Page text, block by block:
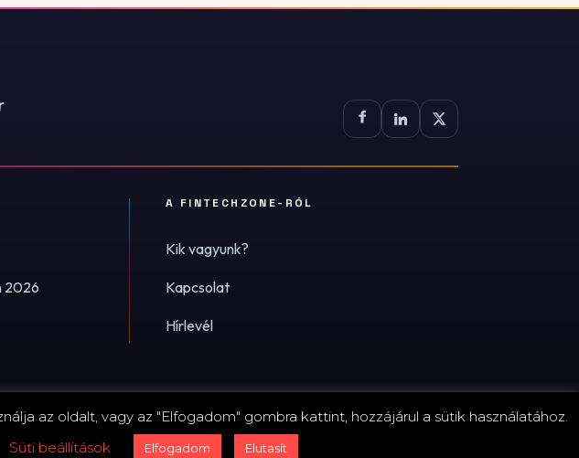
2026
A FINTECHZONE-RÓL
Kik vagyunk?
Kapcsolat
Hírlevél
Impresszum · Adatvédelmi tájékoztató (PDF) Süti-beállítások
az oldalt, vagy az "Elfogadom" gombra kattint, hozzájárul a sütik használatához.
Süti beállítások Elfogadom Elutasít